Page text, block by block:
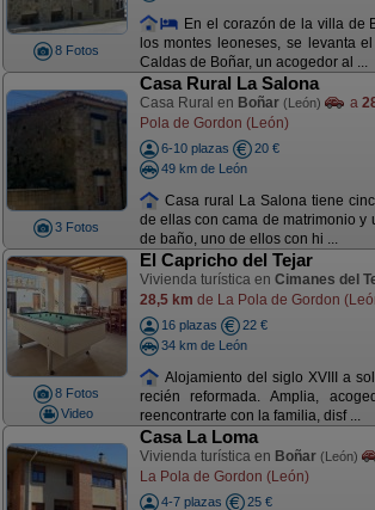
8 Fotos
En el corazón de la villa de
los montes leoneses, se levanta
Caldas de Boñar, un acogedor al ...
3 Fotos
Casa Rural La Salona
Casa Rural en Boñar (León) a
Pola de Gordon (León)
6-10 plazas
20 €
49 km de León
Casa rural La Salona tiene
de ellas con cama de matrimonio y
de baño, uno de ellos con hi ...
8 Fotos
Video
El Capricho del Tejar
Vivienda turística en Cimanes del
28,5 km de La Pola de Gordon
16 plazas
22 €
34 km de León
Alojamiento del siglo XVIII a
recién reformada. Amplia,
reencontrarte con la familia, disf ...
Casa La Loma
Vivienda turística en Boñar (León)
La Pola de Gordon (León)
4-7 plazas
25 €